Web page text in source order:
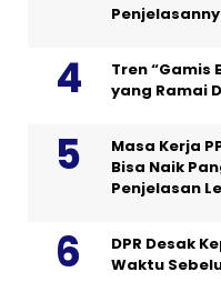
Tren “Gamis
yang Ramai
Masa Kerja
Bisa Naik
Penjelasan
DPR Desak
Waktu